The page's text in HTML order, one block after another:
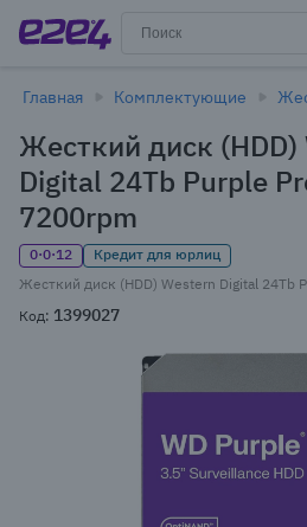
Главная Комплектующие
Жесткий диск (HDD)
Digital 24Tb Purple
7200rpm
0·0·12
Кредит для юрлиц
Код: 1399027